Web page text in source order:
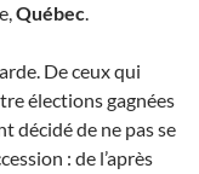
Québec.
De ceux qui
élections gagnées
décidé de ne pas se
: de l’après